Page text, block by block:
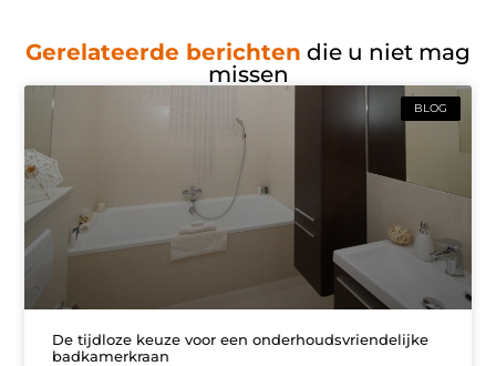
Gerelateerde berichten die u niet mag
missen
BLOG
De tijdloze keuze voor een onderhoudsvriendelijke
badkamerkraan